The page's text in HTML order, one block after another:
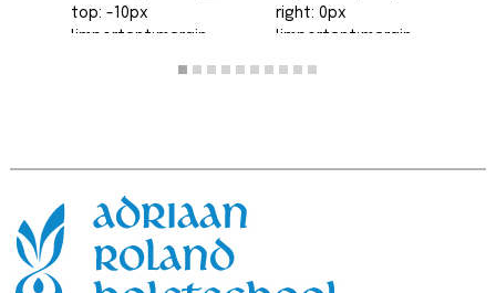
top: -10px
!important;margin-
top-width: 0px
!important;border-
right-width: 0px…
Lees bericht >>
right: 0px
!important;margin-